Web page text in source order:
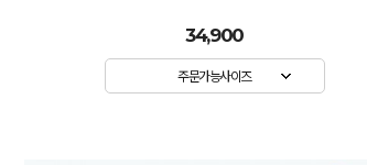
34,900
주문가능사이즈